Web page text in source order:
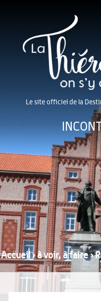
Le site officiel de la
Accueil›à voir, à faire›